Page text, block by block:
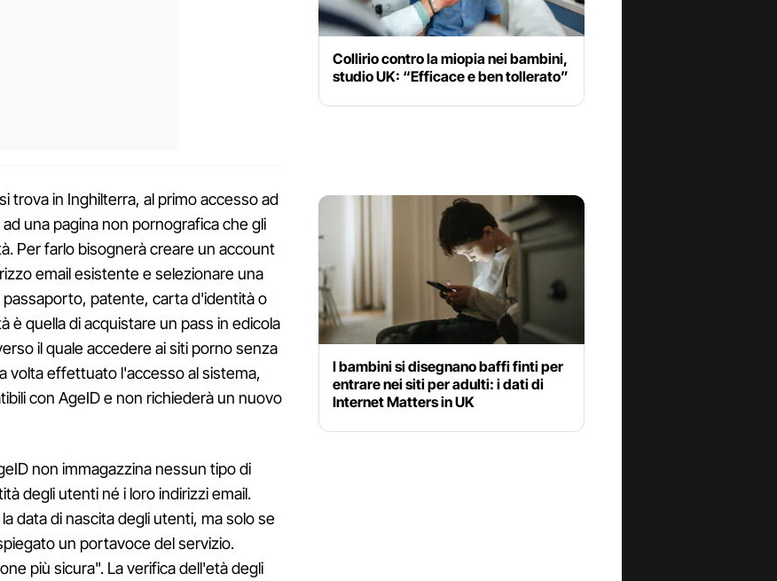
trova in Inghilterra, al primo accesso ad
una pagina non pornografica che gli
Per farlo bisognerà creare un account
email esistente e selezionare una
passaporto, patente, carta d'identità o
è quella di acquistare un pass in edicola
il quale accedere ai siti porno senza
volta effettuato l'accesso al sistema,
con AgeID e non richiederà un nuovo
non immagazzina nessun tipo di
degli utenti né i loro indirizzi email.
data di nascita degli utenti, ma solo se
un portavoce del servizio.
più sicura". La verifica dell'età degli
Collirio contro la miopia nei bambini,
studio UK: “Efficace e ben tollerato”
I bambini si disegnano baffi finti per
entrare nei siti per adulti: i dati di
Internet Matters in UK